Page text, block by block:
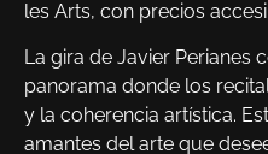
les Arts, con precios
La gira de Javier Perianes
panorama donde los
y la coherencia artística.
amantes del arte que